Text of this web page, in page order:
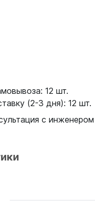
12 шт.
(2-3 дня): 12 шт.
с инженером